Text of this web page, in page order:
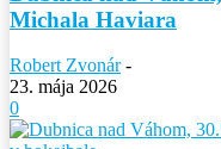
Michala Haviara
Robert Zvonár -
23. mája 2026
0